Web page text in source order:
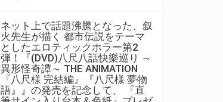
ネット上で話題沸騰となった、叙
火先生が描く 都市伝説をテーマ
としたエロティックホラー第2
弾！『(DVD)八尺八話快樂巡り ～
異形怪奇譚～ THE ANIMATION
『八尺様 完結編』『八尺様 夢物
語』』の発売を記念して、 『直